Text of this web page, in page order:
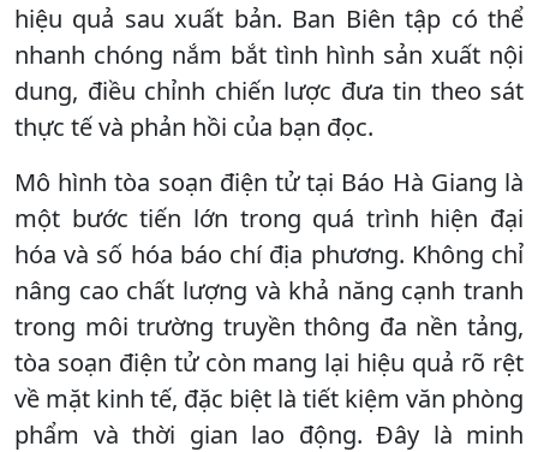
hiệu quả sau xuất bản. Ban Biên tập có thể
nhanh chóng nắm bắt tình hình sản xuất nội
dung, điều chỉnh chiến lược đưa tin theo sát
thực tế và phản hồi của bạn đọc.
Mô hình tòa soạn điện tử tại Báo Hà Giang là
một bước tiến lớn trong quá trình hiện đại
hóa và số hóa báo chí địa phương. Không chỉ
nâng cao chất lượng và khả năng cạnh tranh
trong môi trường truyền thông đa nền tảng,
tòa soạn điện tử còn mang lại hiệu quả rõ rệt
về mặt kinh tế, đặc biệt là tiết kiệm văn phòng
phẩm và thời gian lao động. Đây là minh